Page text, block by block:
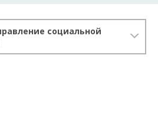
социальной